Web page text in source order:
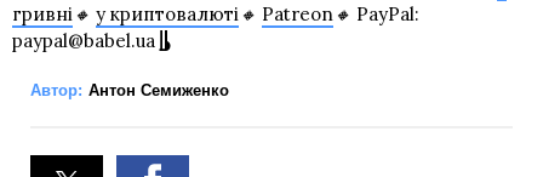
гривні 🔸 у криптовалюті 🔸 Patreon 🔸 PayPal:
paypal@babel.ua
Автор: Антон Семиженко